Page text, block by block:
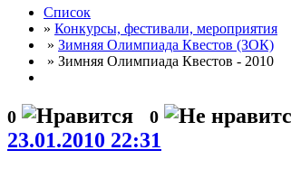
Список
» Конкурсы, фестивали, мероприятия
» Зимняя Олимпиада Квестов (ЗОК)
» Зимняя Олимпиада Квестов - 2010
0 0
23.01.2010 22:31